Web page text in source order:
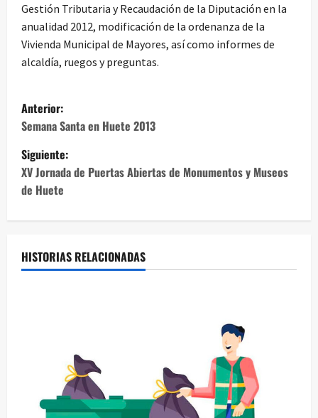
Gestión Tributaria y Recaudación de la Diputación en la
anualidad 2012, modificación de la ordenanza de la
Vivienda Municipal de Mayores, así como informes de
alcaldía, ruegos y preguntas.
N
a
v
e
g
a
c
Anterior:
Semana Santa en Huete 2013
Siguiente:
XV Jornada de Puertas Abiertas de Monumentos y Museos
de Huete
HISTORIAS RELACIONADAS